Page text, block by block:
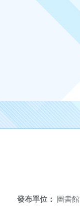
發布單位： 圖書館